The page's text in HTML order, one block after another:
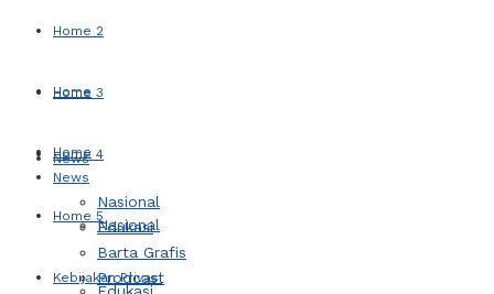
Home 2
Home 3
Home 4
Home 5
Kebijakan Privasi
Home
News
Nasional
Home
News
Nasional
Edukasi
Barta Grafis
Prodcast